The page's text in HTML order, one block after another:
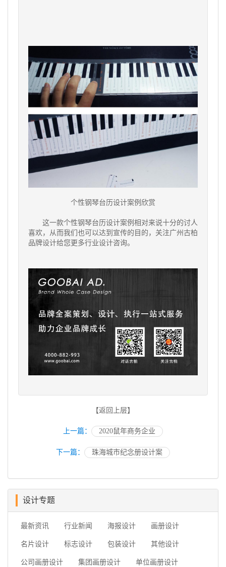
个性钢琴台历设计案例欣赏
这一款个性钢琴台历设计案例相对来说十分的讨人
喜欢，从而我们也可以达到宣传的目的，关注广州古柏
品牌设计给您更多行业设计咨询。
【返回上层】
上一篇： 2020鼠年商务企业
下一篇： 珠海城市纪念册设计案
设计专题
最新资讯 行业新闻 海报设计 画册设计
名片设计 标志设计 包装设计 其他设计
公司画册设计 集团画册设计 单位画册设计